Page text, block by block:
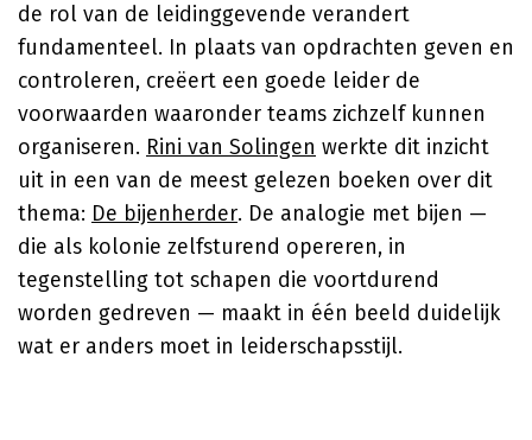
de rol van de leidinggevende verandert
fundamenteel. In plaats van opdrachten geven en
controleren, creëert een goede leider de
voorwaarden waaronder teams zichzelf kunnen
organiseren. Rini van Solingen werkte dit inzicht
uit in een van de meest gelezen boeken over dit
thema: De bijenherder. De analogie met bijen —
die als kolonie zelfsturend opereren, in
tegenstelling tot schapen die voortdurend
worden gedreven — maakt in één beeld duidelijk
wat er anders moet in leiderschapsstijl.